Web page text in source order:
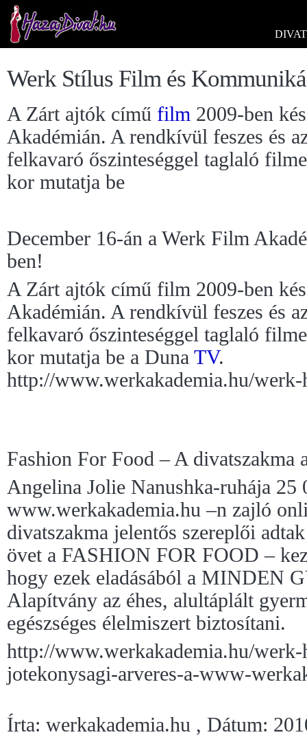
DIVAT
Werk Stílus Film és
A Zárt ajtók című film 2009-ben
Akadémián. A rendkívül feszes és
felkavaró őszinteséggel taglaló
kor mutatja be
December 16-án a Werk Film
ben!
A Zárt ajtók című film 2009-ben
Akadémián. A rendkívül feszes és
felkavaró őszinteséggel taglaló
kor mutatja be a Duna TV.
http://www.werkakademia.hu/
Fashion For Food – A divatszakma
Angelina Jolie Nanushka-ruhája
www.werkakademia.hu –n zajló
divatszakma jelentős szereplői
övet a FASHION FOR FOOD –
hogy ezek eladásából a MINDEN
Alapítvány az éhes, alultáplált
egészséges élelmiszert biztosítani.
http://www.werkakademia.hu/
jotekonysagi-arveres-a-www-
Írta: werkakademia.hu , Dátum: